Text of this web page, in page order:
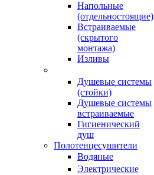
Напольные
(отдельностоящие)
Встраиваемые
(скрытого
монтажа)
Изливы
Душевые системы
(стойки)
Душевые системы
встраиваемые
Гигиенический
душ
Полотенцесушители
ㅤВодяные
ㅤЭлектрические